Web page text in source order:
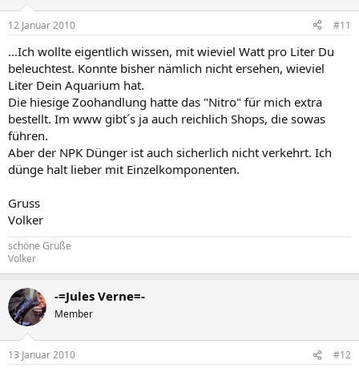
12 Januar 2010 #11
...Ich wollte eigentlich wissen, mit wieviel Watt pro Liter Du
beleuchtest. Konnte bisher nämlich nicht ersehen, wieviel
Liter Dein Aquarium hat.
Die hiesige Zoohandlung hatte das "Nitro" für mich extra
bestellt. Im www gibt´s ja auch reichlich Shops, die sowas
führen.
Aber der NPK Dünger ist auch sicherlich nicht verkehrt. Ich
dünge halt lieber mit Einzelkomponenten.
Gruss
Volker
schöne Grüße
Volker
-=Jules Verne=-
Member
13 Januar 2010 #12